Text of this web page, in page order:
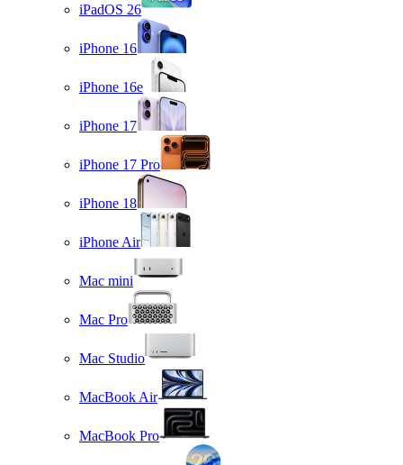
iPadOS 26
iPhone 16
iPhone 16e
iPhone 17
iPhone 17 Pro
iPhone 18
iPhone Air
Mac mini
Mac Pro
Mac Studio
MacBook Air
MacBook Pro